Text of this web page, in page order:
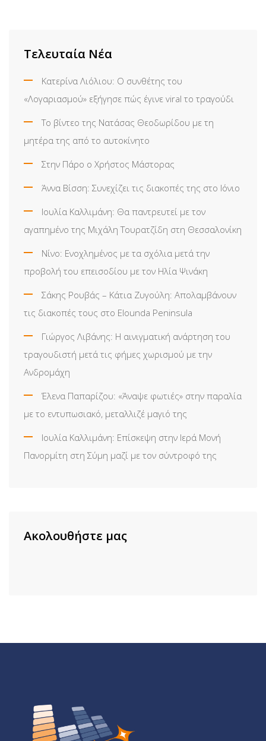
Τελευταία Νέα
Κατερίνα Λιόλιου: Ο συνθέτης του
«Λογαριασμού» εξήγησε πώς έγινε viral το τραγούδι
Το βίντεο της Νατάσας Θεοδωρίδου με τη
μητέρα της από το αυτοκίνητο
Στην Πάρο ο Χρήστος Μάστορας
Άννα Βίσση: Συνεχίζει τις διακοπές της στο Ιόνιο
Ιουλία Καλλιμάνη: Θα παντρευτεί με τον
αγαπημένο της Μιχάλη Τουρατζίδη στη Θεσσαλονίκη
Νίνο: Ενοχλημένος με τα σχόλια μετά την
προβολή του επεισοδίου με τον Ηλία Ψινάκη
Σάκης Ρουβάς – Κάτια Ζυγούλη: Απολαμβάνουν
τις διακοπές τους στο Elounda Peninsula
Γιώργος Λιβάνης: Η αινιγματική ανάρτηση του
τραγουδιστή μετά τις φήμες χωρισμού με την
Ανδρομάχη
Έλενα Παπαρίζου: «Άναψε φωτιές» στην παραλία
με το εντυπωσιακό, μεταλλιζέ μαγιό της
Ιουλία Καλλιμάνη: Επίσκεψη στην Ιερά Μονή
Πανορμίτη στη Σύμη μαζί με τον σύντροφό της
Ακολουθήστε μας